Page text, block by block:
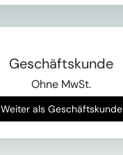
Geschäftskunde
Ohne MwSt.
Weiter als Geschäftskunde